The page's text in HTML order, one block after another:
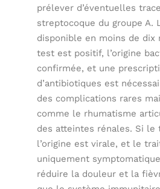
prélever d’éventuelles
streptocoque du groupe A.
disponible en moins de dix
test est positif, l’origine
confirmée, et une
d’antibiotiques est
des complications rares
comme le rhumatisme
des atteintes rénales. Si le
l’origine est virale, et le
uniquement
réduire la douleur et la